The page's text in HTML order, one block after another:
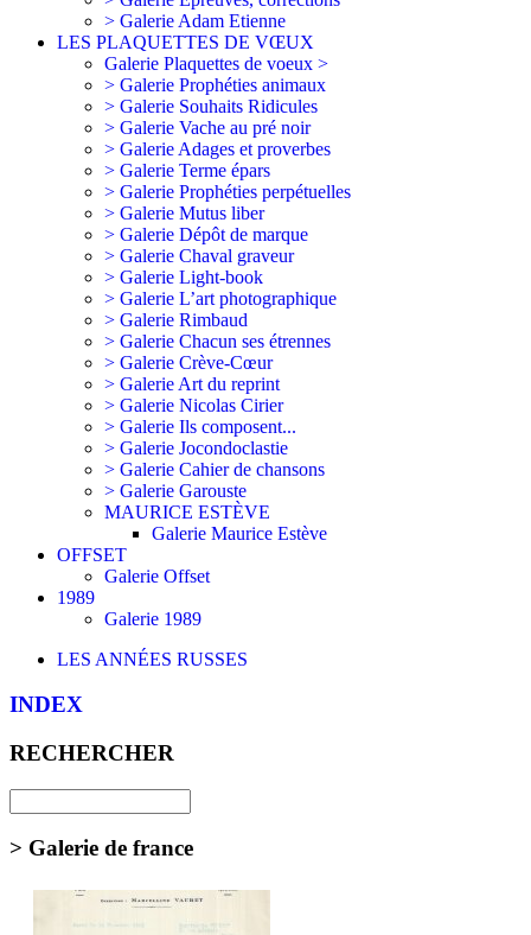
> Galerie Adam Etienne
LES PLAQUETTES DE VŒUX
Galerie Plaquettes de voeux >
> Galerie Prophéties animaux
> Galerie Souhaits Ridicules
> Galerie Vache au pré noir
> Galerie Adages et proverbes
> Galerie Terme épars
> Galerie Prophéties perpétuelles
> Galerie Mutus liber
> Galerie Dépôt de marque
> Galerie Chaval graveur
> Galerie Light-book
> Galerie L’art photographique
> Galerie Rimbaud
> Galerie Chacun ses étrennes
> Galerie Crève-Cœur
> Galerie Art du reprint
> Galerie Nicolas Cirier
> Galerie Ils composent...
> Galerie Jocondoclastie
> Galerie Cahier de chansons
> Galerie Garouste
MAURICE ESTÈVE
Galerie Maurice Estève
OFFSET
Galerie Offset
1989
Galerie 1989
LES ANNÉES RUSSES
INDEX
RECHERCHER
> Galerie de france